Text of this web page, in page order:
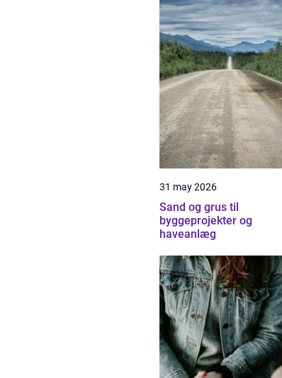
31 may 2026
Sand og grus til
byggeprojekter og
haveanlæg